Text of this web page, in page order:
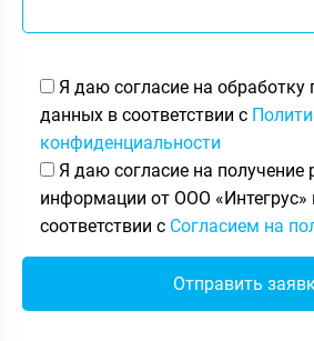
Я даю согласие на обработку
данных в соответствии с
конфиденциальности
Я даю согласие на получение
информации от ООО «Интегрус»
соответствии с Согласием на